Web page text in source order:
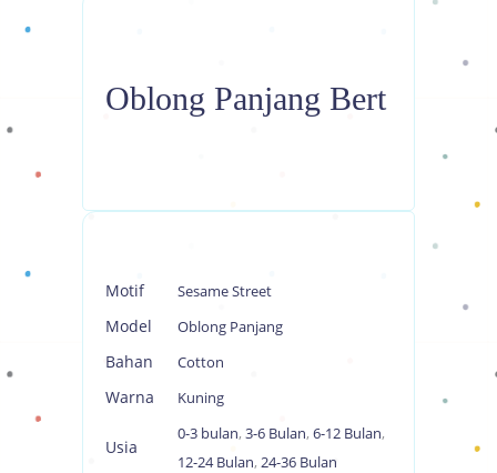
Oblong Panjang Bert
Motif Sesame Street
Model Oblong Panjang
Bahan Cotton
Warna Kuning
Usia
0-3 bulan, 3-6 Bulan, 6-12 Bulan,
12-24 Bulan, 24-36 Bulan